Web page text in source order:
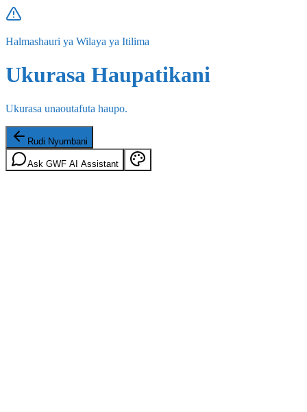
Halmashauri ya Wilaya ya Itilima
Ukurasa Haupatikani
Ukurasa unaoutafuta haupo.
Rudi Nyumbani
Ask GWF AI Assistant